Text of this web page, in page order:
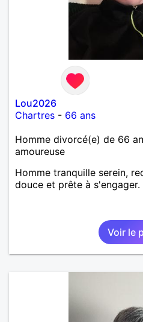
Lou2026
Chartres - 66 ans
Homme divorcé(e) de 66
amoureuse
Homme tranquille serein,
douce et prête à s'engager.
Voir le